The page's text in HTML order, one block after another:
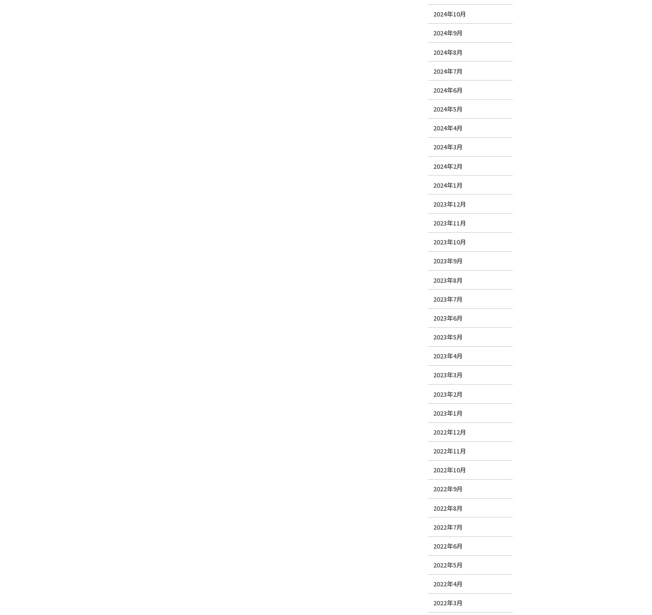
2024年10月
2024年9月
2024年8月
2024年7月
2024年6月
2024年5月
2024年4月
2024年3月
2024年2月
2024年1月
2023年12月
2023年11月
2023年10月
2023年9月
2023年8月
2023年7月
2023年6月
2023年5月
2023年4月
2023年3月
2023年2月
2023年1月
2022年12月
2022年11月
2022年10月
2022年9月
2022年8月
2022年7月
2022年6月
2022年5月
2022年4月
2022年3月